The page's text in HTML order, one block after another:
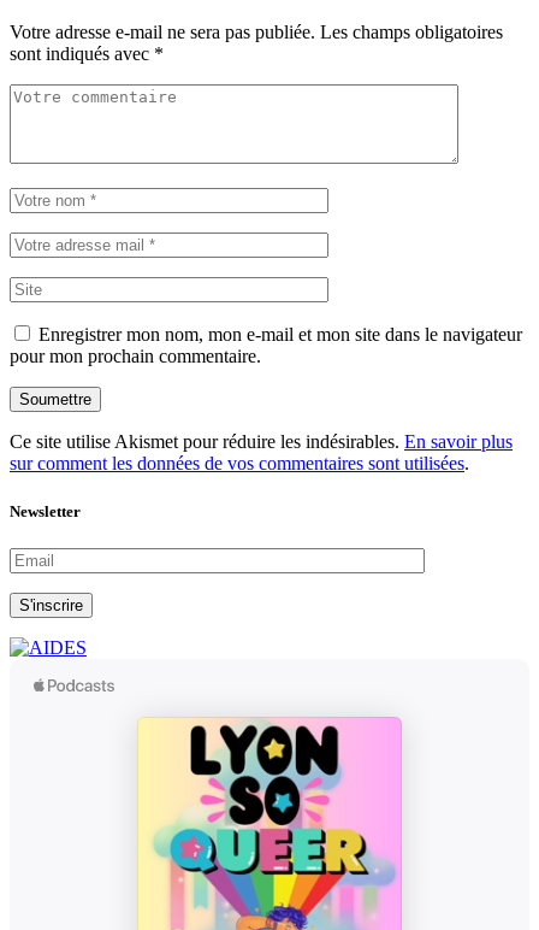
Votre adresse e-mail ne sera pas publiée. Les champs obligatoires
sont indiqués avec *
Enregistrer mon nom, mon e-mail et mon site dans le navigateur
pour mon prochain commentaire.
Soumettre
Ce site utilise Akismet pour réduire les indésirables. En savoir plus
sur comment les données de vos commentaires sont utilisées.
Newsletter
S'inscrire